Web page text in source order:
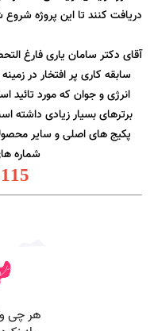
دریافت کنند تا این پروژه شروع
آقای دکتر سامان یاری فارغ
سابقه کاری پر افتخار در
انرژی و جوان که مورد تائید
برترهای بسیار زیادی
پکیج های اصلی و سایر
شماره